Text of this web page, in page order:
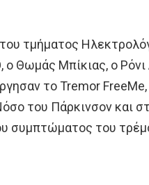
του τμήματος
Θωμάς Μπίκιας, ο Ρόνι
το Tremor
του Πάρκινσον και
συμπτώματος του